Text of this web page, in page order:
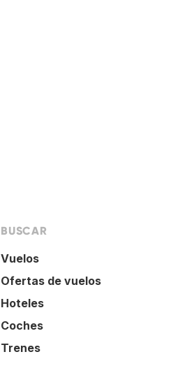
BUSCAR
Vuelos
Ofertas de vuelos
Hoteles
Coches
Trenes